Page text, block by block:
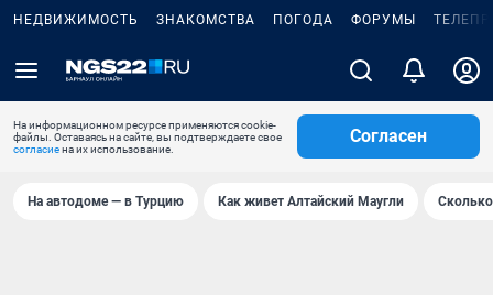
НЕДВИЖИМОСТЬ ЗНАКОМСТВА ПОГОДА ФОРУМЫ
На информационном ресурсе применяются cookie-
файлы. Оставаясь на сайте, вы подтверждаете свое
согласиена их использование.
Согласен
На автодоме — в Турцию Как живет Алтайский Маугли